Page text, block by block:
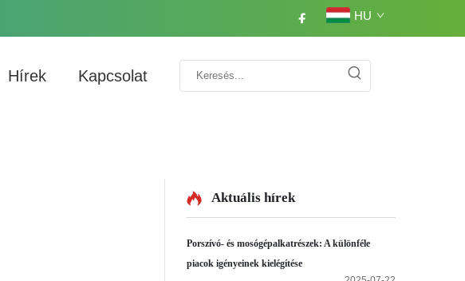
HU
Hírek Kapcsolat
Aktuális hírek
Porszívó- és mosógépalkatrészek: A különféle
piacok igényeinek kielégítése